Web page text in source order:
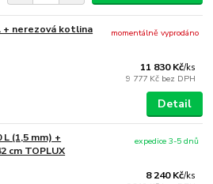
+ nerezová kotlina
11 830 Kč/ks
9 777 Kč bez DPH
momentálně vyprodáno
Detail
(1,5 mm) +
cm TOPLUX
8 240 Kč/ks
expedice 3-5 dnů